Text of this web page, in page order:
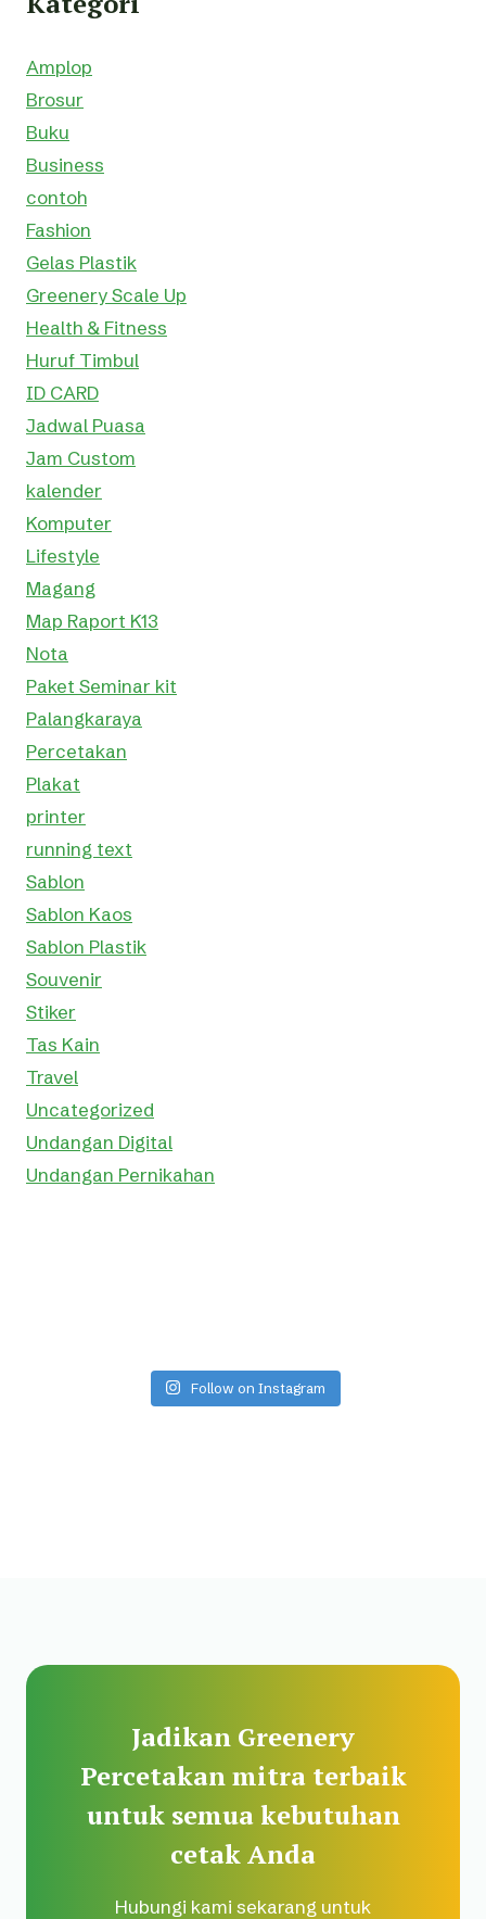
Amplop
Brosur
Buku
Business
contoh
Fashion
Gelas Plastik
Greenery Scale Up
Health & Fitness
Huruf Timbul
ID CARD
Jadwal Puasa
Jam Custom
kalender
Komputer
Lifestyle
Magang
Map Raport K13
Nota
Paket Seminar kit
Palangkaraya
Percetakan
Plakat
printer
running text
Sablon
Sablon Kaos
Sablon Plastik
Souvenir
Stiker
Tas Kain
Travel
Uncategorized
Undangan Digital
Undangan Pernikahan
Follow on Instagram
Jadikan Greenery
Percetakan mitra terbaik
untuk semua kebutuhan
cetak Anda
Hubungi kami sekarang untuk